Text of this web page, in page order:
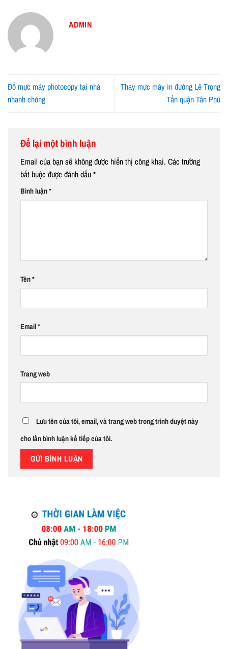
ADMIN
Đổ mực máy photocopy tại nhà
nhanh chóng
Thay mực máy in đường Lê Trọng
Tấn quận Tân Phú
Để lại một bình luận
Email của bạn sẽ không được hiển thị công khai. Các trường
bắt buộc được đánh dấu*
Bình luận*
Tên*
Email*
Trang web
Lưu tên của tôi, email, và trang web trong trình duyệt này
cho lần bình luận kế tiếp của tôi.